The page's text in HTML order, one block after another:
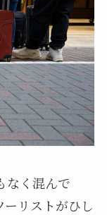
なく混んで
リストがひし